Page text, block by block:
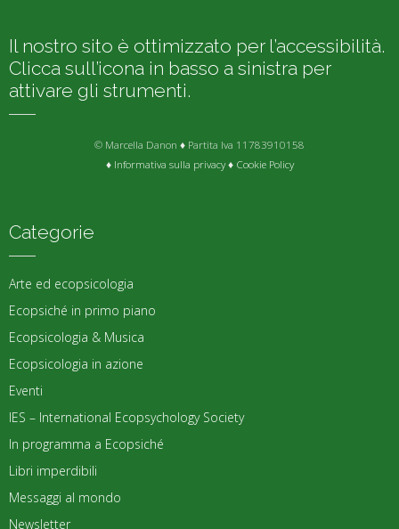
Il nostro sito è ottimizzato per l’accessibilità.
Clicca sull’icona in basso a sinistra per
attivare gli strumenti.
© Marcella Danon ♦ Partita Iva 11783910158
♦ Informativa sulla privacy♦ Cookie Policy
Categorie
Arte ed ecopsicologia
Ecopsiché in primo piano
Ecopsicologia & Musica
Ecopsicologia in azione
Eventi
IES – International Ecopsychology Society
In programma a Ecopsiché
Libri imperdibili
Messaggi al mondo
Newsletter